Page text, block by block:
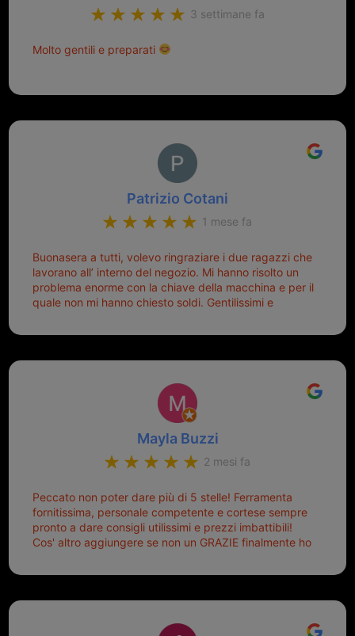
3 settimane fa
Molto gentili e preparati
Patrizio Cotani
1 mese fa
Buonasera a tutti, volevo ringraziare i due ragazzi che
lavorano all’ interno del negozio. Mi hanno risolto un
problema enorme con la chiave della macchina e per il
quale non mi hanno chiesto soldi. Gentilissimi e
Sicuramente tornerò qui per qualsiasi altro problema.
Mayla Buzzi
2 mesi fa
Peccato non poter dare più di 5 stelle! Ferramenta
fornitissima, personale competente e cortese sempre
pronto a dare consigli utilissimi e prezzi imbattibili!
Cos' altro aggiungere se non un GRAZIE finalmente ho
mio riferimento. Ah dimenticavo...da loro sono riuscita
Top top top!!!